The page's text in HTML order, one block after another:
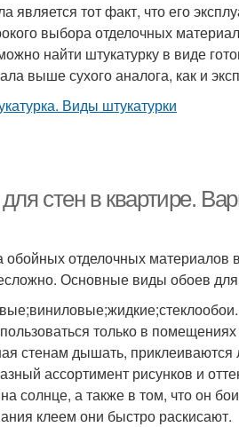
является тот факт, что его
выбора отделочных
найти штукатурку в виде
выше сухого аналога, как и
стен в квартире.
обойных отделочных материалов
Основные виды обоев для
только в
стенам дышать,
ассортимент рисунков и
солнце, а также в том, что он
клеем они быстро раскисают.